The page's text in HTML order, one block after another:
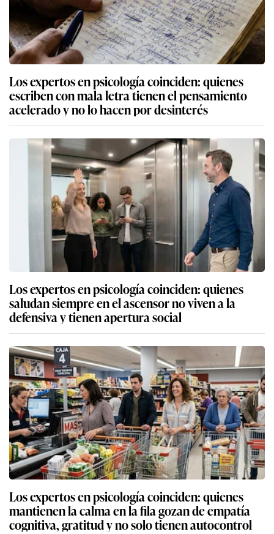
Los expertos en psicología coinciden: quienes
escriben con mala letra tienen el pensamiento
acelerado y no lo hacen por desinterés
Los expertos en psicología coinciden: quienes
saludan siempre en el ascensor no viven a la
defensiva y tienen apertura social
Los expertos en psicología coinciden: quienes
mantienen la calma en la fila gozan de empatía
cognitiva, gratitud y no solo tienen autocontrol